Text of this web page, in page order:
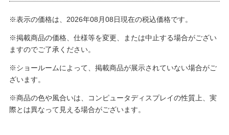
※表示の価格は、2026年08月08日現在の税込価格です。
※掲載商品の価格、仕様等を変更、または中止する場合がござい
ますのでご了承ください。
※ショールームによって、掲載商品が展示されていない場合がご
ざいます。
※商品の色や風合いは、コンピュータディスプレイの性質上、実
際とは異なって見える場合がございます。